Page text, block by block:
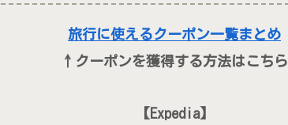
旅行に使えるクーポン一覧まとめ
↑クーポンを獲得する方法はこちら
【Expedia】